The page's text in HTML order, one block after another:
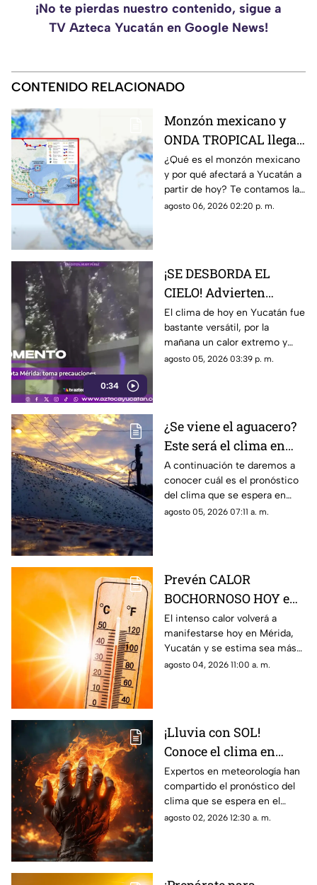
¡No te pierdas nuestro contenido, sigue a
TV Azteca Yucatán en Google News!
CONTENIDO RELACIONADO
Monzón mexicano y
ONDA TROPICAL llegan
a Yucatán con
FUERTES LLUVIAS a
partir de HOY
¿Qué es el monzón mexicano
y por qué afectará a Yucatán a
partir de hoy? Te contamos la
combinación con una onda
agosto 06, 2026 02:20 p. m.
0:34
¡SE DESBORDA EL
CIELO! Advierten
continuación de
FUERTES LLUVIAS
HOY en Yucatán
El clima de hoy en Yucatán fue
bastante versátil, por la
mañana un calor extremo y
cerca de las 2 de la tarde, las
agosto 05, 2026 03:39 p. m.
¿Se viene el aguacero?
Este será el clima en
Yucatán HOY miércoles
5 de agosto de 2026
A continuación te daremos a
conocer cuál es el pronóstico
del clima que se espera en
Yucatán durante la jornada de
agosto 05, 2026 07:11 a. m.
Prevén CALOR
BOCHORNOSO HOY en
Mérida que superará
los 50° C; será MÁS
INTENSO que ayer
El intenso calor volverá a
manifestarse hoy en Mérida,
Yucatán y se estima sea más
intenso que ayer; conoce cuál
agosto 04, 2026 11:00 a. m.
¡Lluvia con SOL!
Conoce el clima en
Campeche hoy, 2 de
agosto de 2026
Expertos en meteorología han
compartido el pronóstico del
clima que se espera en el
estado de Campeche durante
agosto 02, 2026 12:30 a. m.